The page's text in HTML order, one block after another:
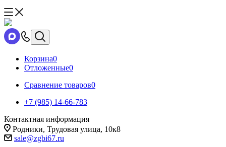
Корзина0
Отложенные0
Сравнение товаров0
+7 (985) 14-66-783
Контактная информация
Родники, Трудовая улица, 10к8
sale@zgbi67.ru